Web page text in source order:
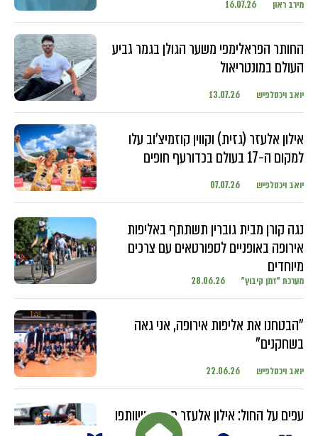
מירב ראון 16.07.26
החותר הפראלימפי משער הגולן בגמר גביע
העולם במונטריאול
יואב ויכסלפיש 13.07.26
אילון אלעזר (גזית) וקווין קוזמיצ'וב עלו
למקום ה-17 בעולם בכדורעף חופים
יואב ויכסלפיש 07.07.26
נגה קורן מבית גוברין תשתתף באליפות
אירופה באופניים לספורטאים עם צרכים
מיוחדים
מערכת "זמן קיבוץ" 28.06.26
"הבטחנו את אליפות אירופה, אני גאה
בשחקנים"
יואב ויכסלפיש 22.06.26
עפים על החול: אילון אלעזר מגזית ושותפו